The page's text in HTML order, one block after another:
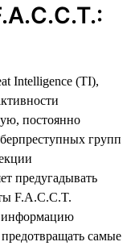
Intelligence (TI),
постоянно
групп
предугадывать
F.A.C.C.T.
информацию
самые